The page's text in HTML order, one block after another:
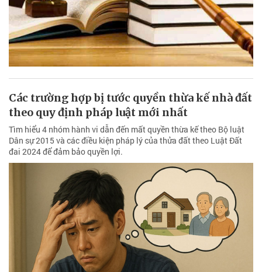
Các trường hợp bị tước quyền thừa kế nhà đất
theo quy định pháp luật mới nhất
Tìm hiểu 4 nhóm hành vi dẫn đến mất quyền thừa kế theo Bộ luật
Dân sự 2015 và các điều kiện pháp lý của thửa đất theo Luật Đất
đai 2024 để đảm bảo quyền lợi.